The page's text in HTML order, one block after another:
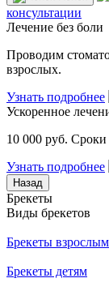
консультации
Лечение без боли
Проводим
взрослых.
Узнать подробнее
Ускоренное
10 000 руб.
Узнать подробнее
Назад
Брекеты
Виды брекетов
Брекеты взрослым
Брекеты детям